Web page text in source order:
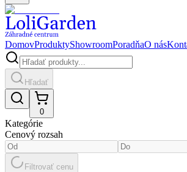
DomovProduktyShowroomPoradňaO nás
Hľadať
0
Kategórie
Cenový rozsah
Filtrovať cenu